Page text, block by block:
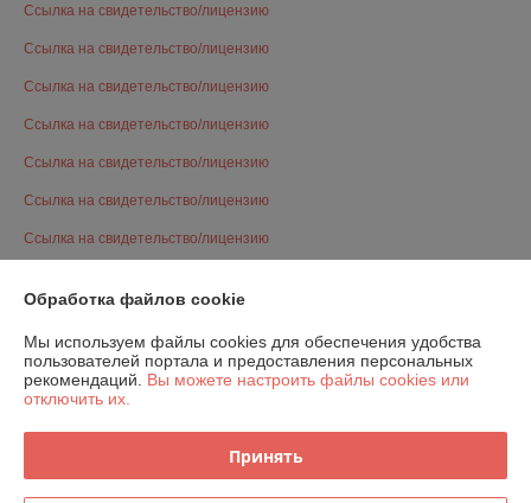
Ссылка на свидетельство/лицензию
Ссылка на свидетельство/лицензию
Ссылка на свидетельство/лицензию
Ссылка на свидетельство/лицензию
Ссылка на свидетельство/лицензию
Ссылка на свидетельство/лицензию
Ссылка на свидетельство/лицензию
Ссылка на свидетельство/лицензию
Ссылка на свидетельство/лицензию
Ссылка на свидетельство/лицензию
Ссылка на свидетельство/лицензию
Обработка файлов cookie
Мы используем файлы cookies для обеспечения удобства
пользователей портала и предоставления персональных
рекомендаций. Вы можете настроить файлы cookies или
отключить их.
Принять